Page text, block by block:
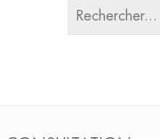
Résultats